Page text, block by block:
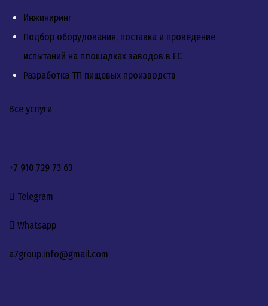
Инжиниринг
Подбор оборудования, поставка и проведение
испытаний на площадках заводов в ЕС
Разработка ТП пищевых производств
Все услуги
+7 910 729 73 63
Telegram
Whatsapp
a7group.info@gmail.com